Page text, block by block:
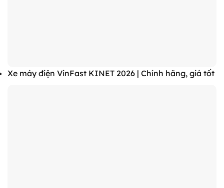
Xe máy điện VinFast KINET 2026 | Chính hãng, giá tốt